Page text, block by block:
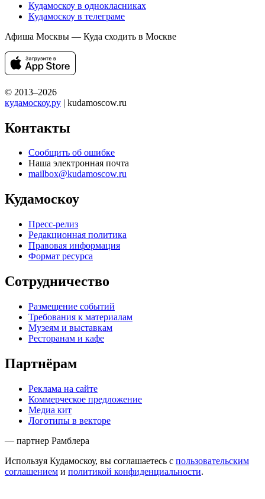
Кудамоскоу в однокласниках
Кудамоскоу в телеграме
Афиша Москвы — Куда сходить в Москве
© 2013–2026
кудамоскоу.ру | kudamoscow.ru
Контакты
Сообщить об ошибке
Наша электронная почта
mailbox@kudamoscow.ru
Кудамоскоу
Пресс-релиз
Редакционная политика
Правовая информация
Формат ресурса
Сотрудничество
Размещение событий
Требования к материалам
Музеям и выставкам
Ресторанам и кафе
Партнёрам
Реклама на сайте
Коммерческое предложение
Медиа кит
Логотипы в векторе
— партнер Рамблера
Используя Кудамоскоу, вы соглашаетесь с пользовательским
соглашением и политикой конфиденциальности.